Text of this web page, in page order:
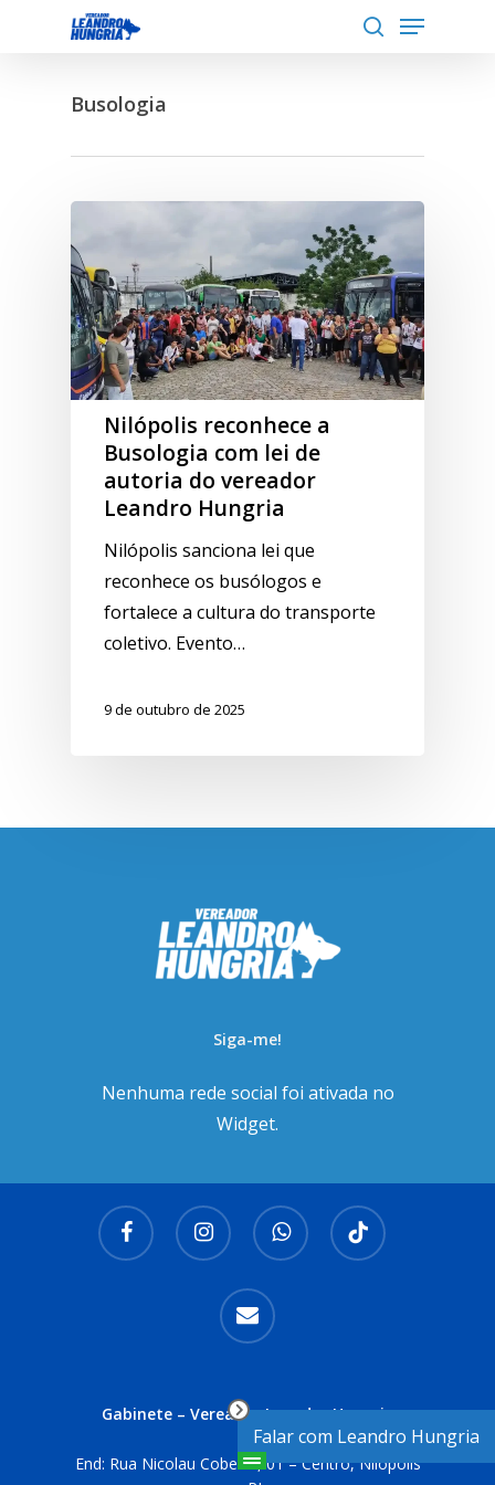
Menu
Busologia
Nilópolis reconhece a
Busologia com lei de
autoria do vereador
Leandro Hungria
Nilópolis sanciona lei que
reconhece os busólogos e
fortalece a cultura do transporte
coletivo. Evento…
9 de outubro de 2025
Siga-me!
Nenhuma rede social foi ativada no
Widget.
facebook instagram whatsapp tiktok
email
Gabinete – Vereador Leandro Hungria
End: Rua Nicolau Cobelas, 01 – Centro, Nilópolis
Falar com Leandro Hungria